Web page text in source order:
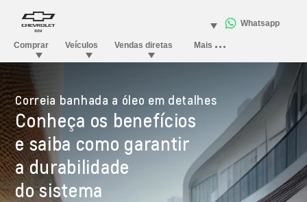
Correia banhada a óleo em detalhes
Conheça os benefícios
e saiba como garantir
a durabilidade
do sistema